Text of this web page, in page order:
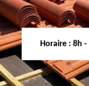
Horaire : 8h -